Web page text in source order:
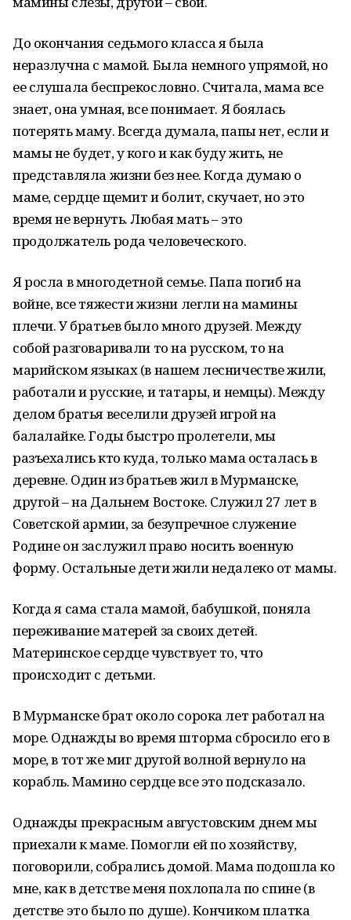
До окончания седьмого класса я была
неразлучна с мамой. Была немного упрямой, но
ее слушала беспрекословно. Считала, мама все
знает, она умная, все понимает. Я боялась
потерять маму. Всегда думала, папы нет, если и
мамы не будет, у кого и как буду жить, не
представляла жизни без нее. Когда думаю о
маме, сердце щемит и болит, скучает, но это
время не вернуть. Любая мать – это
продолжатель рода человеческого.
Я росла в многодетной семье. Папа погиб на
войне, все тяжести жизни легли на мамины
плечи. У братьев было много друзей. Между
собой разговаривали то на русском, то на
марийском языках (в нашем лесничестве жили,
работали и русские, и татары, и немцы). Между
делом братья веселили друзей игрой на
балалайке. Годы быстро пролетели, мы
разъехались кто куда, только мама осталась в
деревне. Один из братьев жил в Мурманске,
другой – на Дальнем Востоке. Служил 27 лет в
Советской армии, за безупречное служение
Родине он заслужил право носить военную
форму. Остальные дети жили недалеко от мамы.
Когда я сама стала мамой, бабушкой, поняла
переживание матерей за своих детей.
Материнское сердце чувствует то, что
происходит с детьми.
В Мурманске брат около сорока лет работал на
море. Однажды во время шторма сбросило его в
море, в тот же миг другой волной вернуло на
корабль. Мамино сердце все это подсказало.
Однажды прекрасным августовским днем мы
приехали к маме. Помогли ей по хозяйству,
поговорили, собрались домой. Мама подошла ко
мне, как в детстве меня похлопала по спине (в
детстве это было по душе). Кончиком платка